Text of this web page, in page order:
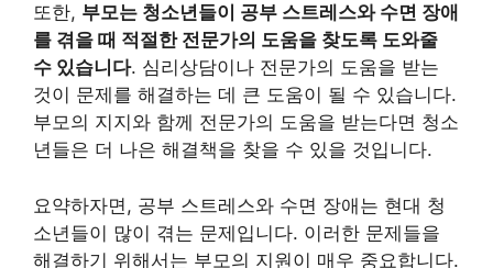
또한, 부모는 청소년들이 공부 스트레스와 수면 장애
를 겪을 때 적절한 전문가의 도움을 찾도록 도와줄
수 있습니다. 심리상담이나 전문가의 도움을 받는
것이 문제를 해결하는 데 큰 도움이 될 수 있습니다.
부모의 지지와 함께 전문가의 도움을 받는다면 청소
년들은 더 나은 해결책을 찾을 수 있을 것입니다.
요약하자면, 공부 스트레스와 수면 장애는 현대 청
소년들이 많이 겪는 문제입니다. 이러한 문제들을
해결하기 위해서는 부모의 지원이 매우 중요합니다.